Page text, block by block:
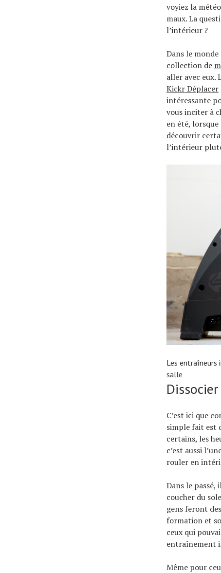
voyiez la
maux. La
l’intérieur ?
Dans le monde
collection de
aller avec eux.
Kickr Déplacer
intéressante
vous inciter à
en été,
découvrir
l’intérieur
Les
salle
C’est ici que
simple fait est
certains, les
c’est aussi
rouler en
Dans le
coucher du
gens feront
formation et
ceux qui
entraînement
Même pour